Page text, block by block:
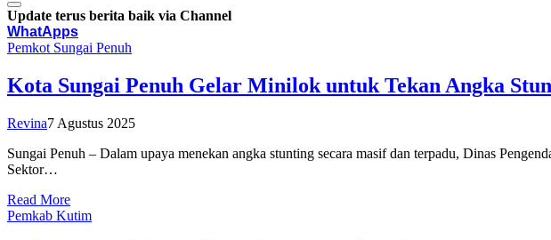
Update terus berita baik via Channel
WhatApps
Pemkot Sungai Penuh
Kota Sungai Penuh Gelar Minilok untuk Tekan Angka
Revina7 Agustus 2025
Sungai Penuh – Dalam upaya menekan angka stunting secara masif dan terpadu, Dinas
Sektor…
Read More
Pemkab Kutim